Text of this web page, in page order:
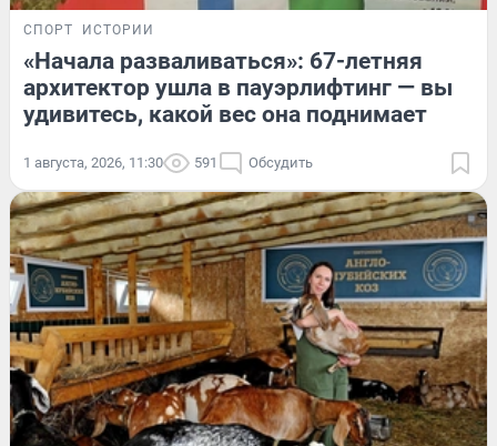
СПОРТ ИСТОРИИ
«Начала разваливаться»: 67-летняя
архитектор ушла в пауэрлифтинг — вы
удивитесь, какой вес она поднимает
1 августа, 2026, 11:30 591 Обсудить